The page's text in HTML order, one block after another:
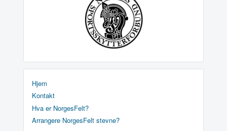
Hjem
Kontakt
Hva er NorgesFelt?
Arrangere NorgesFelt stevne?